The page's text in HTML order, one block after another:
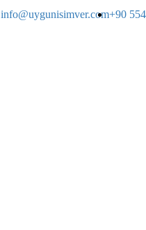
info@uygunisimver.com+90